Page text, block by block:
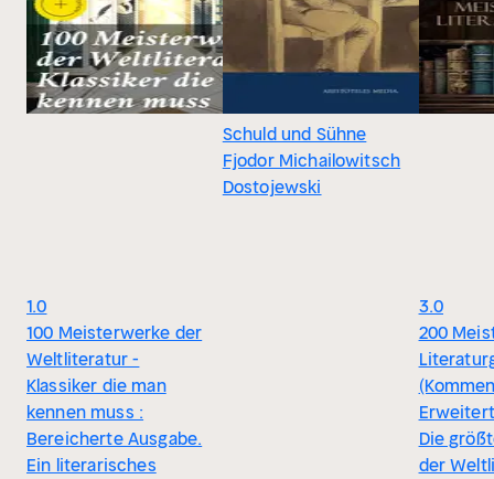
1.0
100 Meisterwerke der
Weltliteratur -
Klassiker die man
kennen muss :
Bereicherte Ausgabe.
Ein literarisches
Schuld und Sühne
Fjodor Michailowitsch
Dostojewski
3.0
200
Die
der